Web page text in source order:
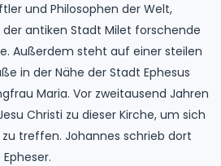
und Philosophen der Welt,
antiken Stadt Milet forschende
Außerdem steht auf einer steilen
in der Nähe der Stadt Ephesus
Maria. Vor zweitausend Jahren
Christi zu dieser Kirche, um sich
treffen. Johannes schrieb dort